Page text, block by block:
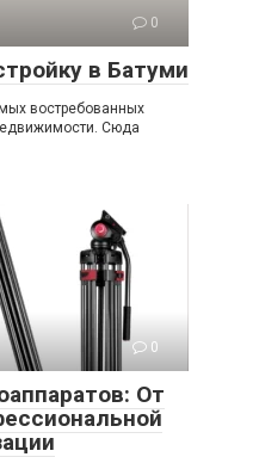
0
в Батуми
востребованных
Сюда
0
От